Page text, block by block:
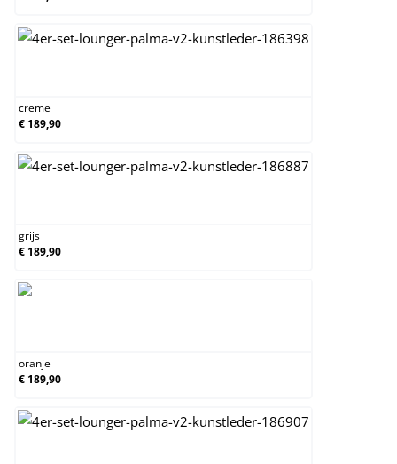
creme
€ 189,90
grijs
€ 189,90
oranje
€ 189,90